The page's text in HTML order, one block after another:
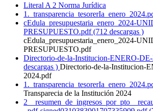
Literal A 2 Norma Jurídica
cEdula_presupuestaria_enero_2024-
PRESUPUESTO.pdf (712 descargas )
cEdula_presupuestaria_enero_2024-
PRESUPUESTO.pdf
Directorio-de-la-Institucion-ENERO-DE-
descargas ) Directorio-de-la-Institucion-
2024.pdf
Transparecia de la Institución 2024